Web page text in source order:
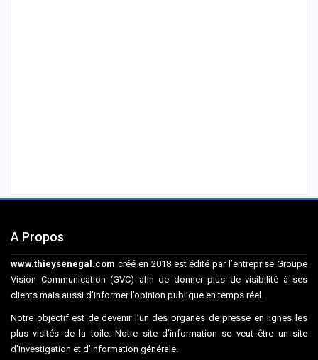
A Propos
www.thieysenegal.com créé en 2018 est édité par l’entreprise Groupe
Vision Communication (GVC) afin de donner plus de visibilité à ses
clients mais aussi d’informer l’opinion publique en temps réel.
Notre objectif est de devenir l’un des organes de presse en lignes les
plus visités de la toile. Notre site d’information se veut être un site
d’investigation et d’information générale.